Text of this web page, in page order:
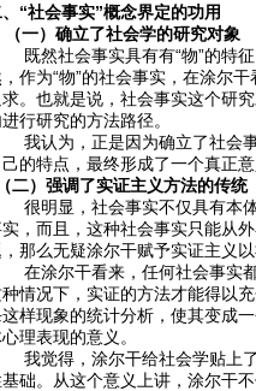
“社会事实”概念界定的功用
（一）确立了社会学的研究对象
然社会事实具有有“物”的特征
作为“物”的社会事实，在涂尔
。也就是说，社会事实这个研
行研究的方法路径。
认为，正是因为确立了社会事
己的特点，最终形成了一个真正
（二）强调了实证主义方法的传统
明显，社会事实不仅具有本体
，而且，这种社会事实只能从
那么无疑涂尔干赋予实证主义
涂尔干看来，任何社会事实都
情况下，实证的方法才能得以
样现象的统计分析，使其变成
理表现的意义。
觉得，涂尔干给社会学贴上了“
础。从这个意义上讲，涂尔干